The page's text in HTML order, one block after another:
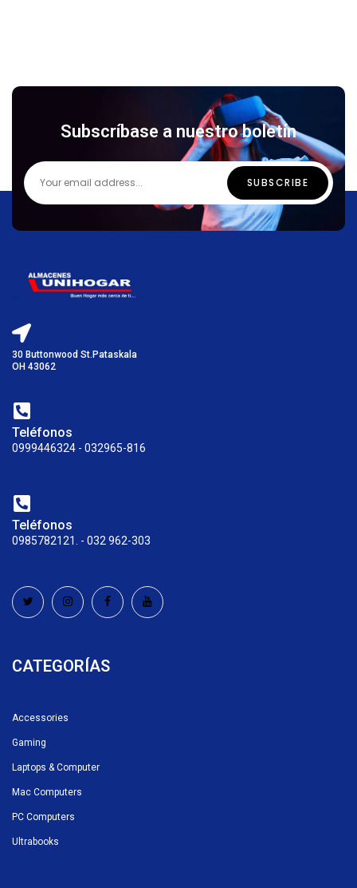
Subscríbase a nuestro boletín
30 Buttonwood St.Pataskala
OH 43062
Teléfonos
0999446324 - 032965-816
Teléfonos
0985782121. - 032 962-303
CATEGORÍAS
Accessories
Gaming
Laptops & Computer
Mac Computers
PC Computers
Ultrabooks